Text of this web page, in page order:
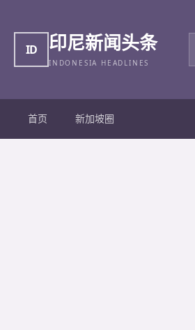
ID 印尼新闻头条
INDONESIA HEADLINES
首页 新加坡圈